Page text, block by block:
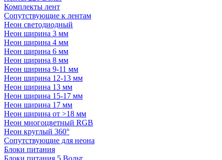
Комплекты лент
Сопутствующие к лентам
Неон светодиодный
Неон ширина 3 мм
Неон ширина 4 мм
Неон ширина 6 мм
Неон ширина 8 мм
Неон ширина 9-11 мм
Неон ширина 12-13 мм
Неон ширина 13 мм
Неон ширина 15-17 мм
Неон ширина 17 мм
Неон ширина от >18 мм
Неон многоцветный RGB
Неон круглый 360°
Сопутствующие для неона
Блоки питания
Блоки питания 5 Вольт